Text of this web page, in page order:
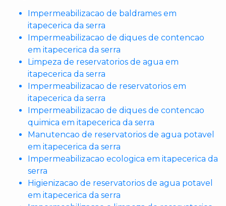
Impermeabilizacao de baldrames em
itapecerica da serra
Impermeabilizacao de diques de contencao
em itapecerica da serra
Limpeza de reservatorios de agua em
itapecerica da serra
Impermeabilizacao de reservatorios em
itapecerica da serra
Impermeabilizacao de diques de contencao
quimica em itapecerica da serra
Manutencao de reservatorios de agua potavel
em itapecerica da serra
Impermeabilizacao ecologica em itapecerica da
serra
Higienizacao de reservatorios de agua potavel
em itapecerica da serra